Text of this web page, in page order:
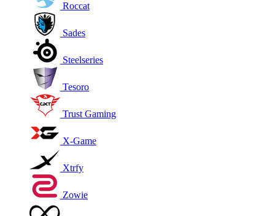
Roccat
Sades
Steelseries
Tesoro
Trust Gaming
X-Game
Xtrfy
Zowie